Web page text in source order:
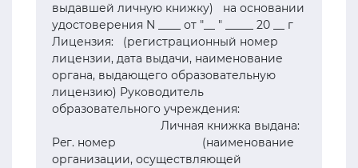
выдавшей личную книжку) на основании
удостоверения N ____ от "__ " _____ 20 __ г
Лицензия: (регистрационный номер
лицензии, дата выдачи, наименование
органа, выдающего образовательную
лицензию) Руководитель
образовательного учреждения:
Личная книжка выдана:
Peг. номер (наименование
организации, осуществляющей